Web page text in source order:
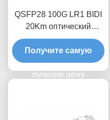
QSFP28 100G LR1 BIDI
20Km оптический
модуль
приемопередатчика
Получите самую
лучшую цену